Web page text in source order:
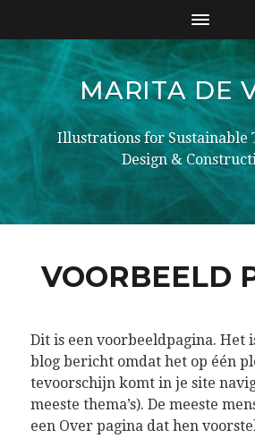
MARITA DE
Illustrations for Sustainable
Design &
VOORBEELD
Dit is een voorbeeldpagina. Het
blog bericht omdat het op één
tevoorschijn komt in je site
meeste thema’s). De meeste
een Over pagina dat hen